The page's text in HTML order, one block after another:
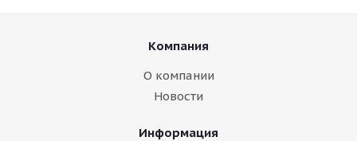
Компания
О компании
Новости
Информация